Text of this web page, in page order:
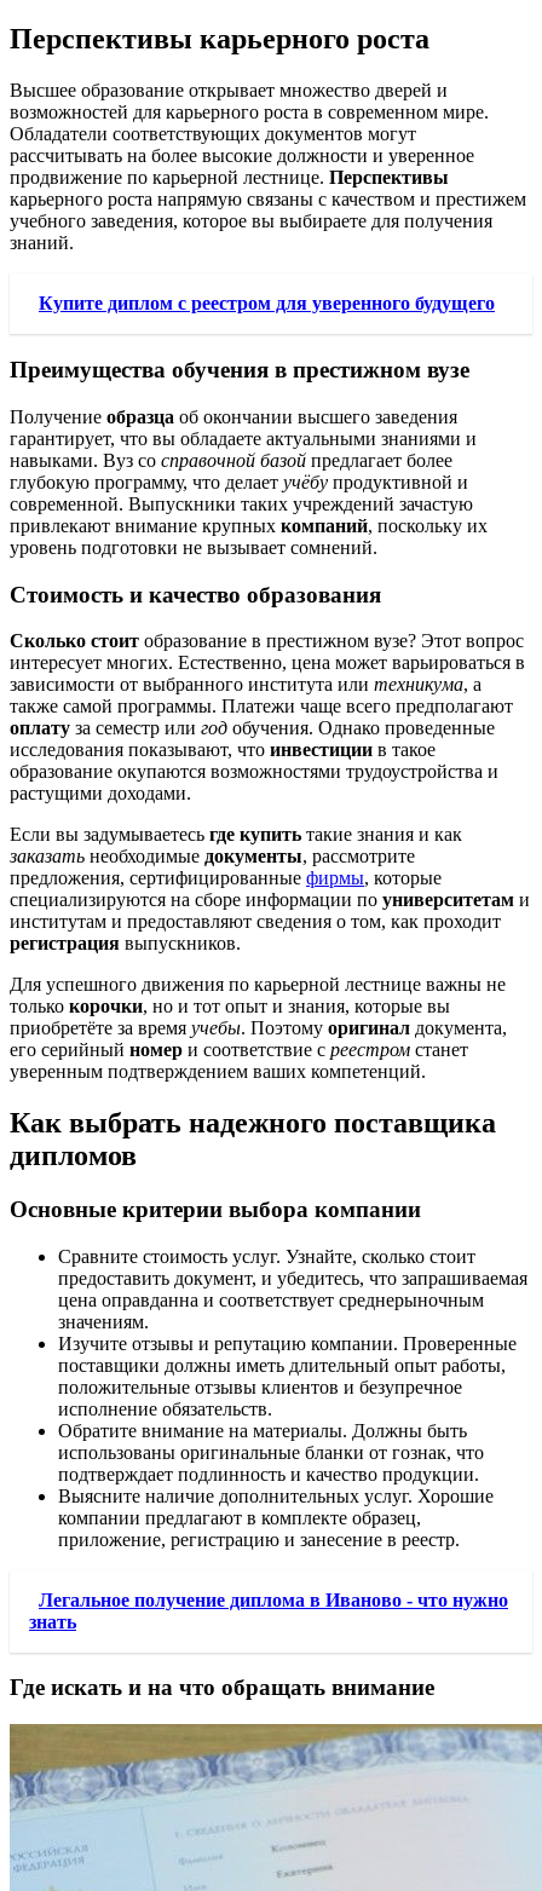
Перспективы карьерного роста
Высшее образование открывает множество дверей и
возможностей для карьерного роста в современном мире.
Обладатели соответствующих документов могут
рассчитывать на более высокие должности и уверенное
продвижение по карьерной лестнице. Перспективы
карьерного роста напрямую связаны с качеством и престижем
учебного заведения, которое вы выбираете для получения
знаний.
Купите диплом с реестром для уверенного будущего
Преимущества обучения в престижном вузе
Получение образца об окончании высшего заведения
гарантирует, что вы обладаете актуальными знаниями и
навыками. Вуз со справочной базой предлагает более
глубокую программу, что делает учёбу продуктивной и
современной. Выпускники таких учреждений зачастую
привлекают внимание крупных компаний, поскольку их
уровень подготовки не вызывает сомнений.
Стоимость и качество образования
Сколько стоит образование в престижном вузе? Этот вопрос
интересует многих. Естественно, цена может варьироваться в
зависимости от выбранного института или техникума, а
также самой программы. Платежи чаще всего предполагают
оплату за семестр или год обучения. Однако проведенные
исследования показывают, что инвестиции в такое
образование окупаются возможностями трудоустройства и
растущими доходами.
Если вы задумываетесь где купить такие знания и как
заказать необходимые документы, рассмотрите
предложения, сертифицированные фирмы, которые
специализируются на сборе информации по университетам и
институтам и предоставляют сведения о том, как проходит
регистрация выпускников.
Для успешного движения по карьерной лестнице важны не
только корочки, но и тот опыт и знания, которые вы
приобретёте за время учебы. Поэтому оригинал документа,
его серийный номер и соответствие с реестром станет
уверенным подтверждением ваших компетенций.
Как выбрать надежного поставщика
дипломов
Основные критерии выбора компании
Сравните стоимость услуг. Узнайте, сколько стоит
предоставить документ, и убедитесь, что запрашиваемая
цена оправданна и соответствует среднерыночным
значениям.
Изучите отзывы и репутацию компании. Проверенные
поставщики должны иметь длительный опыт работы,
положительные отзывы клиентов и безупречное
исполнение обязательств.
Обратите внимание на материалы. Должны быть
использованы оригинальные бланки от гознак, что
подтверждает подлинность и качество продукции.
Выясните наличие дополнительных услуг. Хорошие
компании предлагают в комплекте образец,
приложение, регистрацию и занесение в реестр.
Легальное получение диплома в Иваново - что нужно
знать
Где искать и на что обращать внимание